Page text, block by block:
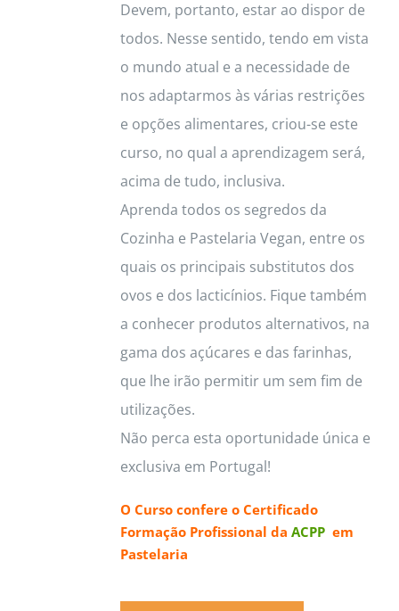
Devem, portanto, estar ao dispor de
todos. Nesse sentido, tendo em vista
o mundo atual e a necessidade de
nos adaptarmos às várias restrições
e opções alimentares, criou-se este
curso, no qual a aprendizagem será,
acima de tudo, inclusiva.
Aprenda todos os segredos da
Cozinha e Pastelaria Vegan, entre os
quais os principais substitutos dos
ovos e dos lacticínios. Fique também
a conhecer produtos alternativos, na
gama dos açúcares e das farinhas,
que lhe irão permitir um sem fim de
utilizações.
Não perca esta oportunidade única e
exclusiva em Portugal!
O Curso confere o Certificado
Formação Profissional da ACPPem
Pastelaria